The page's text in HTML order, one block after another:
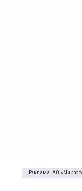
Реклама: АО